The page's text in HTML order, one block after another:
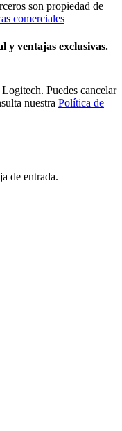
son propiedad de
comerciales
y ventajas exclusivas.
Puedes cancelar
nuestra Política de
de entrada.